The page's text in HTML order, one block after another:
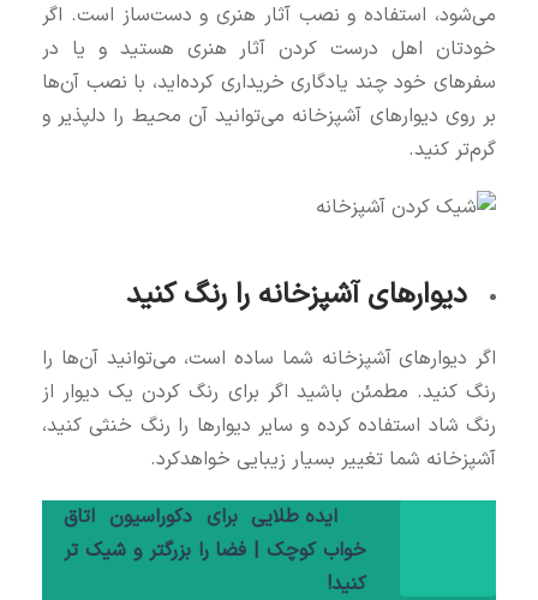
می‌شود، استفاده و نصب آثار هنری و دست‌ساز است. اگر
خودتان اهل درست کردن آثار هنری هستید و یا در
سفرهای خود چند یادگاری خریداری کرده‌اید، با نصب آن‌ها
بر روی دیوارهای آشپزخانه می‌توانید آن محیط را دلپذیر و
گرم‌تر کنید.
دیوارهای آشپزخانه را رنگ کنید
اگر دیوارهای آشپزخانه شما ساده است، می‌توانید آن‌ها را
رنگ کنید. مطمئن باشید اگر برای رنگ کردن یک دیوار از
رنگ شاد استفاده کرده و سایر دیوارها را رنگ خنثی کنید،
آشپزخانه شما تغییر بسیار زیبایی خواهدکرد.
ایده طلایی برای دکوراسیون اتاق
خواب کوچک | فضا را بزرگتر و شیک‌ تر
کنید!